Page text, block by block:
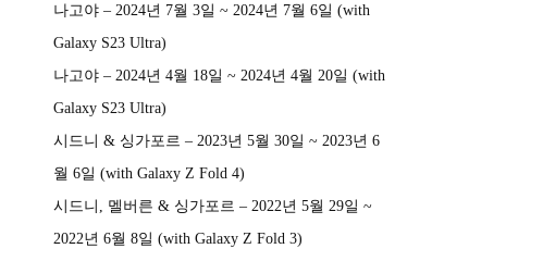
나고야 – 2024년 7월 3일 ~ 2024년 7월 6일 (with
Galaxy S23 Ultra)
나고야 – 2024년 4월 18일 ~ 2024년 4월 20일 (with
Galaxy S23 Ultra)
시드니 & 싱가포르 – 2023년 5월 30일 ~ 2023년 6
월 6일 (with Galaxy Z Fold 4)
시드니, 멜버른 & 싱가포르 – 2022년 5월 29일 ~
2022년 6월 8일 (with Galaxy Z Fold 3)